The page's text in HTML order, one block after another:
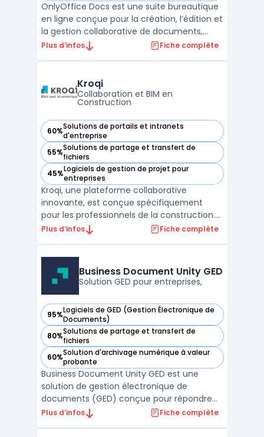
OnlyOffice Docs est une suite bureautique
en ligne conçue pour la création, l’édition et
la gestion collaborative de documents,
feuilles de calcul et présentations.
Office efficace pour les entreprises et les
organisa ...
Plus d’infos Fiche complète
Kroqi
Collaboration et BIM en
Construction
60%Solutions de portails et intranets
d'entreprise
— voir Kroqi dans cette catégorie
55%Solutions de partage et transfert de
fichiers
— voir Kroqi dans cette catégorie
45%Logiciels de gestion de projet pour
entreprises
— voir Kroqi dans cette catégorie
Kroqi, une plateforme collaborative
innovante, est conçue spécifiquement
pour les professionnels de la construction.
Elle intègre un système de gestion de
en temps réel. Avec des fonctionnalités
telles que la planificati ...
Plus d’infos Fiche complète
Business Document Unity GED
Solution GED pour entreprises,
95%Logiciels de GED (Gestion Électronique de
Documents)
— voir Business Document Unity GED dans cette catégorie
80%Solutions de partage et transfert de
fichiers
— voir Business Document Unity GED dans cette catégorie
60%Solution d'archivage numérique à valeur
probante
— voir Business Document Unity GED dans cette catégorie
Business Document Unity GED est une
solution de gestion électronique de
documents (GED) conçue pour répondre
aux besoins des entreprises en matière de
Plus d’infos Fiche complète